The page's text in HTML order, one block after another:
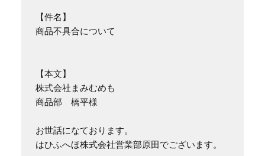
【件名】
商品不具合について
【本文】
株式会社まみむめも
商品部　橋平様
お世話になております。
はひふへほ株式会社営業部原田でございます。